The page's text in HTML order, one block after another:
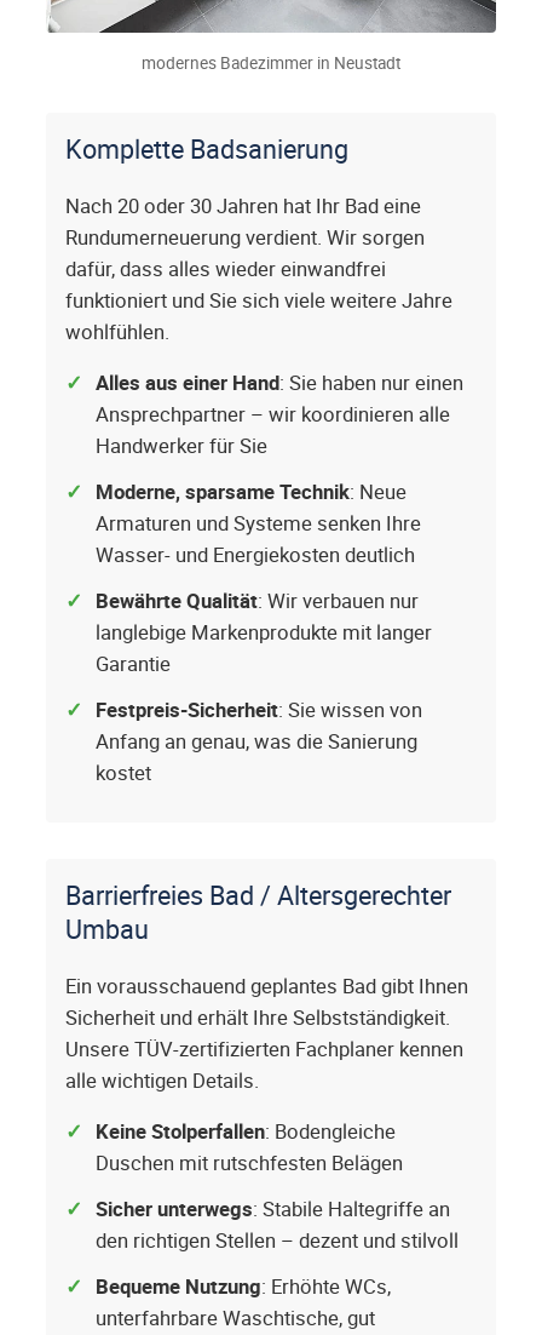
modernes Badezimmer in Neustadt
Komplette Badsanierung
Nach 20 oder 30 Jahren hat Ihr Bad eine
Rundumerneuerung verdient. Wir sorgen
dafür, dass alles wieder einwandfrei
funktioniert und Sie sich viele weitere Jahre
wohlfühlen.
Alles aus einer Hand: Sie haben nur einen
Ansprechpartner – wir koordinieren alle
Handwerker für Sie
Moderne, sparsame Technik: Neue
Armaturen und Systeme senken Ihre
Wasser- und Energiekosten deutlich
Bewährte Qualität: Wir verbauen nur
langlebige Markenprodukte mit langer
Garantie
Festpreis-Sicherheit: Sie wissen von
Anfang an genau, was die Sanierung
kostet
Barrierfreies Bad / Altersgerechter
Umbau
Ein vorausschauend geplantes Bad gibt Ihnen
Sicherheit und erhält Ihre Selbstständigkeit.
Unsere TÜV-zertifizierten Fachplaner kennen
alle wichtigen Details.
Keine Stolperfallen: Bodengleiche
Duschen mit rutschfesten Belägen
Sicher unterwegs: Stabile Haltegriffe an
den richtigen Stellen – dezent und stilvoll
Bequeme Nutzung: Erhöhte WCs,
unterfahrbare Waschtische, gut